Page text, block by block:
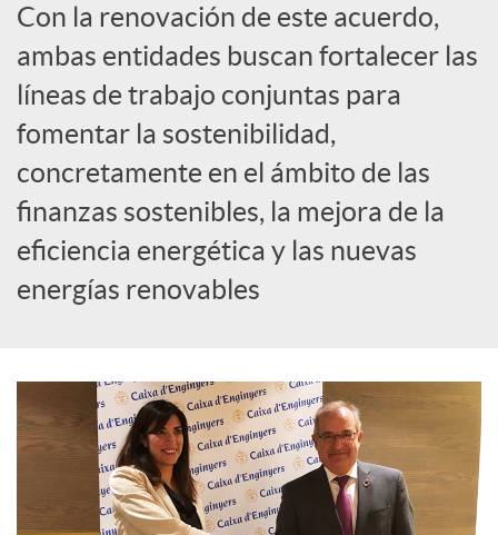
s
S
o
c
i
a
l
Con la renovación de este acuerdo,
ambas entidades buscan fortalecer las
líneas de trabajo conjuntas para
fomentar la sostenibilidad,
concretamente en el ámbito de las
finanzas sostenibles, la mejora de la
eficiencia energética y las nuevas
energías renovables